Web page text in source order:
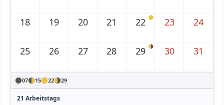
18 19 20 21 22 23 24
25 26 27 28 29 30 31
07 15 22 29
21 Arbeitstags